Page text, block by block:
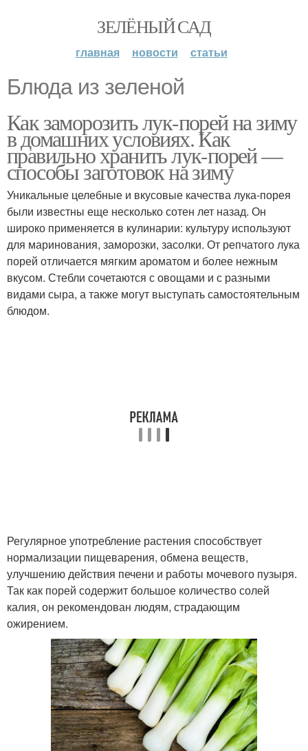
ЗЕЛЁНЫЙ САД
главная новости статьи
Блюда из зеленой
Как заморозить лук-порей на зиму
в домашних условиях. Как
правильно хранить лук-порей —
способы заготовок на зиму
Уникальные целебные и вкусовые качества лука-порея
были известны еще несколько сотен лет назад. Он
широко применяется в кулинарии: культуру используют
для маринования, заморозки, засолки. От репчатого лука
порей отличается мягким ароматом и более нежным
вкусом. Стебли сочетаются с овощами и с разными
видами сыра, а также могут выступать самостоятельным
блюдом.
Регулярное употребление растения способствует
нормализации пищеварения, обмена веществ,
улучшению действия печени и работы мочевого пузыря.
Так как порей содержит большое количество солей
калия, он рекомендован людям, страдающим
ожирением.